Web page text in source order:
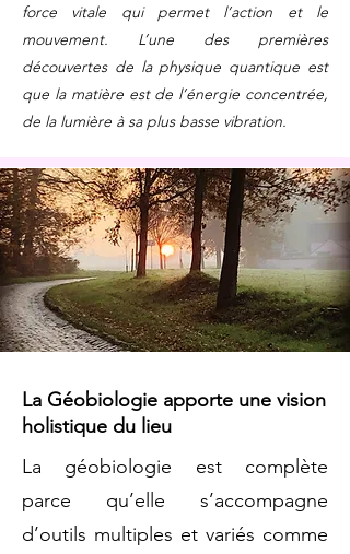
force vitale qui permet l’action et le
mouvement. L’une des premières
découvertes de la physique quantique est
que la matière est de l’énergie concentrée,
de la lumière à sa plus basse vibration.
La Géobiologie apporte une vision
holistique du lieu
La géobiologie est complète
parce qu’elle s’accompagne
d’outils multiples et variés comme